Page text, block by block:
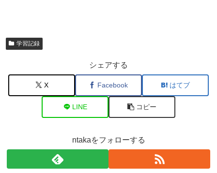
学習記録
シェアする
X Facebook はてブ
LINE コピー
ntakaをフォローする